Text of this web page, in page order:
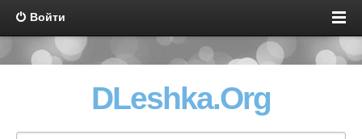
Войти
DLeshka.Org